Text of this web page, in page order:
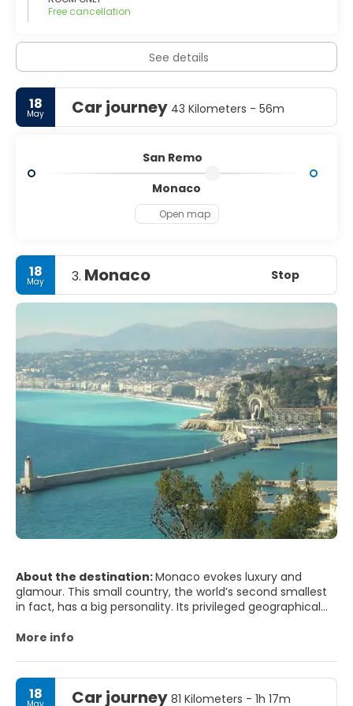
Free cancellation
See details
18
May Car journey 43 Kilometers - 56m
San Remo
Monaco
Open map
18
May 3. Monaco Stop
About the destination:Monaco evokes luxury and
glamour. This small country, the world’s second smallest
in fact, has a big personality. Its privileged geographical
The oldest part of the city is known as the Rock. The Rock
Principality of Monaco, and the Prince’s Palace. The
Palace is a major touristic attraction, even though from
the outside there is nothing to suggest it is the home of
More info
18
May Car journey 81 Kilometers - 1h 17m